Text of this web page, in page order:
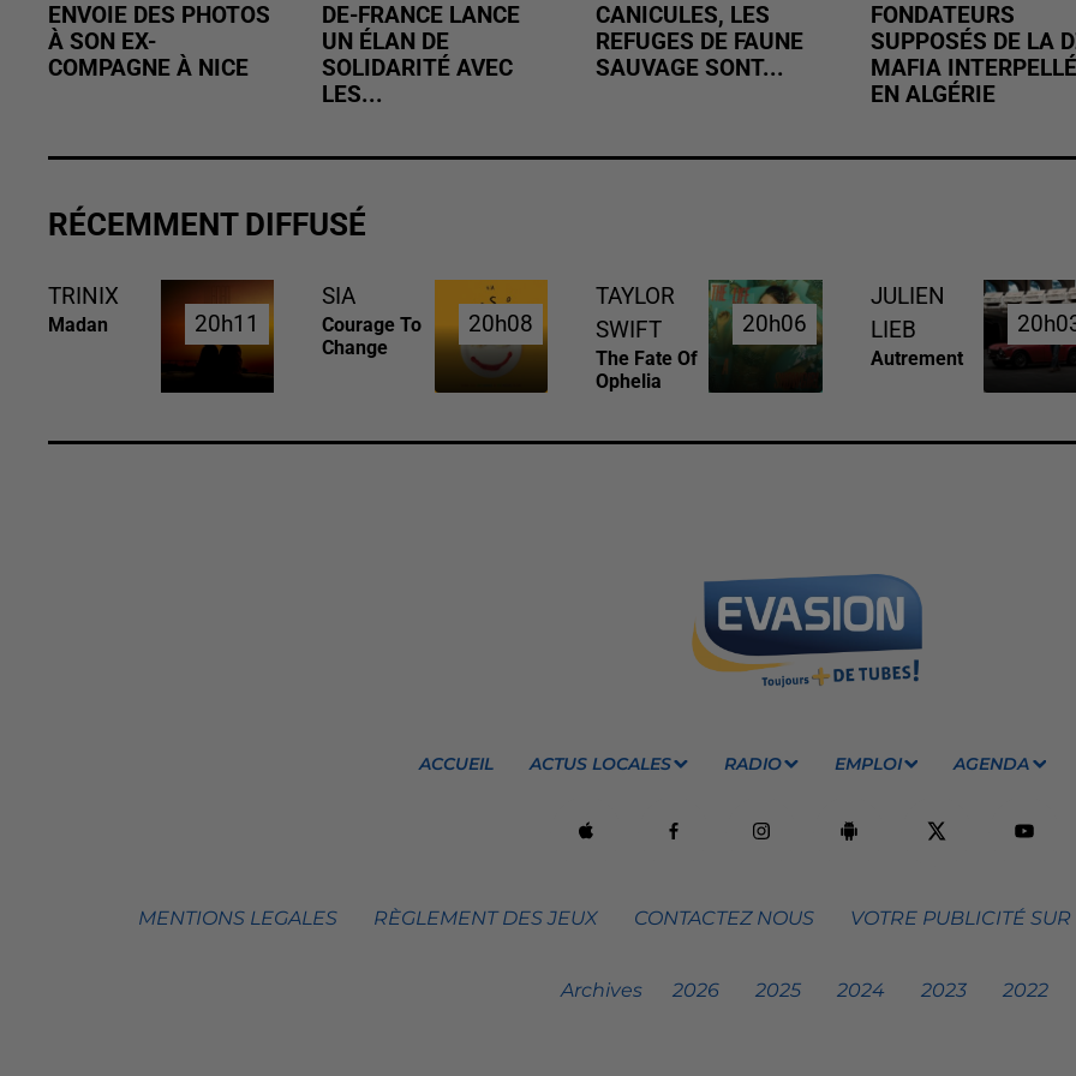
ENVOIE DES PHOTOS
À SON EX-
COMPAGNE À NICE
DE-FRANCE LANCE
UN ÉLAN DE
SOLIDARITÉ AVEC
LES...
CANICULES, LES
REFUGES DE FAUNE
SAUVAGE SONT...
FONDATEURS
SUPPOSÉS DE LA
MAFIA INTERPELLÉ
EN ALGÉRIE
RÉCEMMENT DIFFUSÉ
TRINIX
Madan 20h11
20h11
SIA
Courage To
Change
20h08
20h08
TAYLOR
SWIFT
The Fate Of
Ophelia
20h06
20h06
JULIEN
LIEB
Autrement
ACCUEIL ACTUS LOCALES RADIO EMPLOI AGENDA
MENTIONS LEGALES RÈGLEMENT DES JEUX CONTACTEZ NOUS VOTRE PUBLICITÉ
Archives 2026 2025 2024 2023 2022